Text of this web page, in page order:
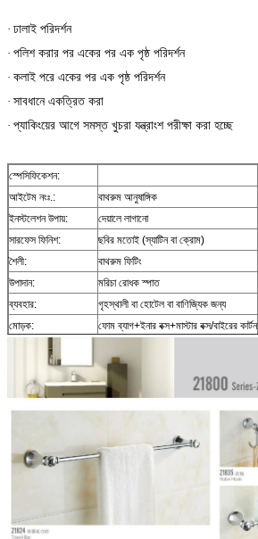
· ঢালাই পরিদর্শন
· পলিশ করার পর একের পর এক পৃষ্ঠ পরিদর্শন
· কলাই পরে একের পর এক পৃষ্ঠ পরিদর্শন
· সাবধানে একত্রিত করা
· প্যাকিংয়ের আগে সমস্ত খুচরা যন্ত্রাংশ পরীক্ষা করা হচ্ছে
স্পেসিফিকেশন:
আইটেম নংঃ.:
বাথরুম আনুষাঙ্গিক
ইনস্টলেশন উপায়:
দেয়ালে লাগানো
সারফেস ফিনিশ:
ছবির মতোই (স্যাটিন বা ক্রোম)
শৈলী:
বাথরুম ফিটিং
উপাদান:
মরিচা রোধক স্পাত
ব্যবহার:
গৃহস্থালী বা হোটেল বা বাণিজ্যিক জন্য
মোড়ক:
ফোম ব্যাগ+ইনার বক্স+মাস্টার বক্স/বাইরের কার্টন